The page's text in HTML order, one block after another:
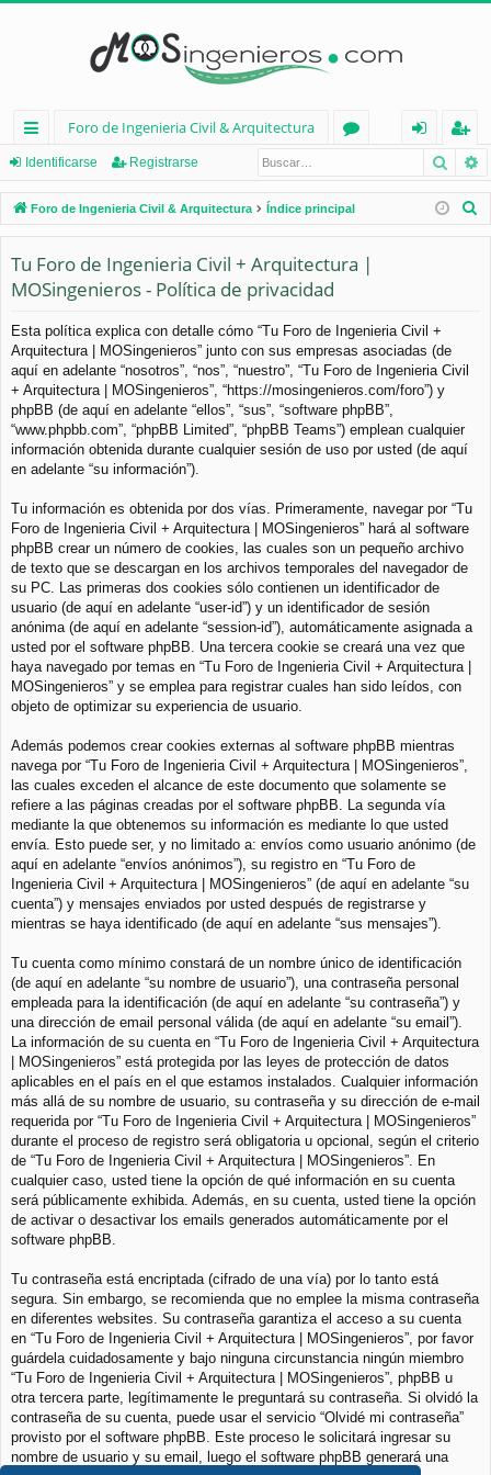
nl
ac
es
rá
pi
d
os
Foro de Ingenieria Civil & Arquitectura
os
nt
ifi
e
eg
ist
ra
Identificarse Registrarse
Foro de Ingenieria Civil & Arquitectura Índice principal
Tu Foro de Ingenieria Civil + Arquitectura |
MOSingenieros - Política de privacidad
Esta política explica con detalle cómo “Tu Foro de Ingenieria Civil +
Arquitectura | MOSingenieros” junto con sus empresas asociadas (de
aquí en adelante “nosotros”, “nos”, “nuestro”, “Tu Foro de Ingenieria Civil
+ Arquitectura | MOSingenieros”, “https://mosingenieros.com/foro”) y
phpBB (de aquí en adelante “ellos”, “sus”, “software phpBB”,
“www.phpbb.com”, “phpBB Limited”, “phpBB Teams”) emplean cualquier
información obtenida durante cualquier sesión de uso por usted (de aquí
en adelante “su información”).
Tu información es obtenida por dos vías. Primeramente, navegar por “Tu
Foro de Ingenieria Civil + Arquitectura | MOSingenieros” hará al software
phpBB crear un número de cookies, las cuales son un pequeño archivo
de texto que se descargan en los archivos temporales del navegador de
su PC. Las primeras dos cookies sólo contienen un identificador de
usuario (de aquí en adelante “user-id”) y un identificador de sesión
anónima (de aquí en adelante “session-id”), automáticamente asignada a
usted por el software phpBB. Una tercera cookie se creará una vez que
haya navegado por temas en “Tu Foro de Ingenieria Civil + Arquitectura |
MOSingenieros” y se emplea para registrar cuales han sido leídos, con
objeto de optimizar su experiencia de usuario.
Además podemos crear cookies externas al software phpBB mientras
navega por “Tu Foro de Ingenieria Civil + Arquitectura | MOSingenieros”,
las cuales exceden el alcance de este documento que solamente se
refiere a las páginas creadas por el software phpBB. La segunda vía
mediante la que obtenemos su información es mediante lo que usted
envía. Esto puede ser, y no limitado a: envíos como usuario anónimo (de
aquí en adelante “envíos anónimos”), su registro en “Tu Foro de
Ingenieria Civil + Arquitectura | MOSingenieros” (de aquí en adelante “su
cuenta”) y mensajes enviados por usted después de registrarse y
mientras se haya identificado (de aquí en adelante “sus mensajes”).
Tu cuenta como mínimo constará de un nombre único de identificación
(de aquí en adelante “su nombre de usuario”), una contraseña personal
empleada para la identificación (de aquí en adelante “su contraseña”) y
una dirección de email personal válida (de aquí en adelante “su email”).
La información de su cuenta en “Tu Foro de Ingenieria Civil + Arquitectura
| MOSingenieros” está protegida por las leyes de protección de datos
aplicables en el país en el que estamos instalados. Cualquier información
más allá de su nombre de usuario, su contraseña y su dirección de e-mail
requerida por “Tu Foro de Ingenieria Civil + Arquitectura | MOSingenieros”
durante el proceso de registro será obligatoria u opcional, según el criterio
de “Tu Foro de Ingenieria Civil + Arquitectura | MOSingenieros”. En
cualquier caso, usted tiene la opción de qué información en su cuenta
será públicamente exhibida. Además, en su cuenta, usted tiene la opción
de activar o desactivar los emails generados automáticamente por el
software phpBB.
Tu contraseña está encriptada (cifrado de una vía) por lo tanto está
segura. Sin embargo, se recomienda que no emplee la misma contraseña
en diferentes websites. Su contraseña garantiza el acceso a su cuenta
en “Tu Foro de Ingenieria Civil + Arquitectura | MOSingenieros”, por favor
guárdela cuidadosamente y bajo ninguna circunstancia ningún miembro
“Tu Foro de Ingenieria Civil + Arquitectura | MOSingenieros”, phpBB u
otra tercera parte, legítimamente le preguntará su contraseña. Si olvidó la
contraseña de su cuenta, puede usar el servicio “Olvidé mi contraseña”
provisto por el software phpBB. Este proceso le solicitará ingresar su
nombre de usuario y su email, luego el software phpBB generará una